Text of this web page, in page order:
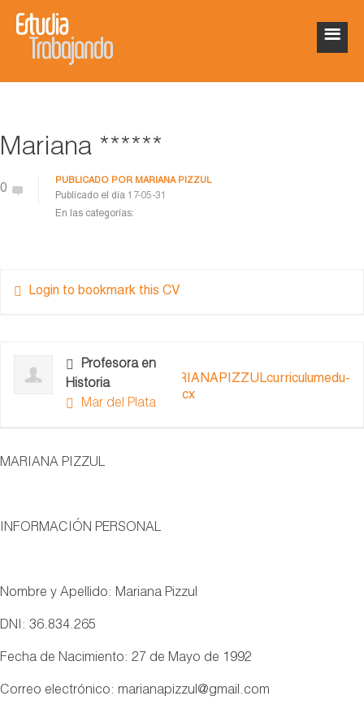
Mariana ******
0
PUBLICADO POR MARIANA PIZZUL
Publicado el día 17-05-31
En las categorías:
Login to bookmark this CV
MARIANAPIZZULcurriculumedu-
1.docx
Profesora en
Historia
Mar del Plata
MARIANA PIZZUL
INFORMACIÓN PERSONAL
Nombre y Apellido: Mariana Pizzul
DNI: 36.834.265
Fecha de Nacimiento: 27 de Mayo de 1992
Correo electrónico: marianapizzul@gmail.com